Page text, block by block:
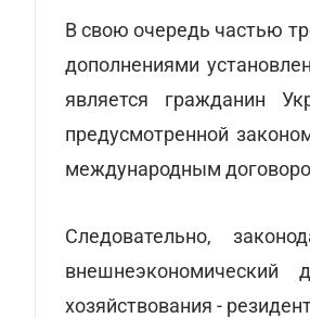
В свою очередь частью
дополнениями
является гражданин
предусмотренной
международным
Следовательно,
хозяйствования -